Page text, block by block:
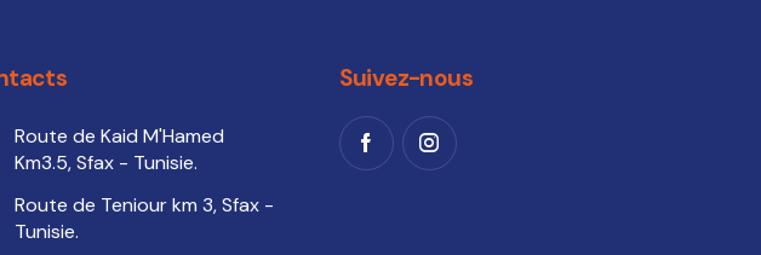
Route de Kaid M'Hamed
Km3.5, Sfax - Tunisie.
Route de Teniour km 3, Sfax -
Tunisie.
Suivez-nous